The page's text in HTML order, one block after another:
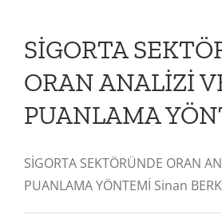
SİGORTA
ORAN ANALİZİ
PUANLAMA
SİGORTA SEKTÖRÜNDE ORAN
PUANLAMA YÖNTEMİ Sinan